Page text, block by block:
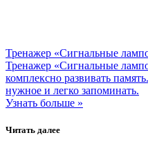
Тренажер «Сигнальные
Тренажер «Сигнальные
комплексно развивать
нужное и легко запоминать.
Узнать больше »
Читать далее